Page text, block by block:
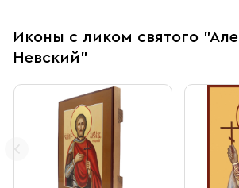
Иконы с ликом святого
Невский"